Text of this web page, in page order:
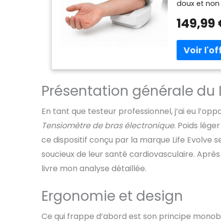
doux et
Affichage
seniors et
mesures –
toute la
– L'appareil
pendant la
interpréter
Utilisez-le
contrainte
18.9(l) ×
149,99
Présentation générale du
En tant que testeur professionnel, j’ai eu
Tensiomètre de bras électronique. Poids
ce dispositif conçu par la marque Life Evolve
soucieux de leur santé cardiovasculaire.
livre mon analyse détaillée.
Ergonomie et design
Ce qui frappe d’abord est son principe